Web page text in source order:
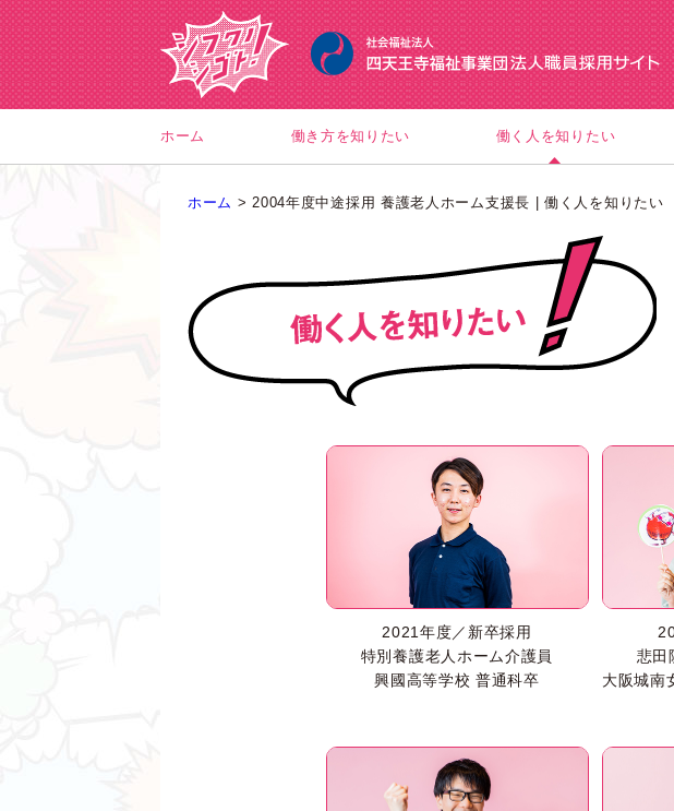
ホーム 働き方を知りたい 働く人を知りたい
ホーム >2004年度中途採用 養護老人ホーム支援長 | 働く人を知りたい
2021年度／新卒採用
特別養護老人ホーム介護員
興國高等学校 普通科卒
悲田
大阪城南